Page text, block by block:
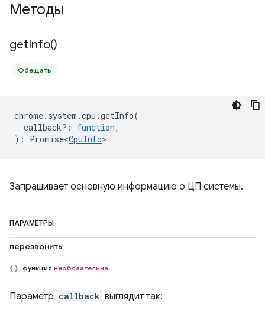
Методы
getInfo()
Обещать
chrome. system .cpu .getInfo(
callback? : function,
) : Promise<CpuInfo>
Запрашивает основную информацию о ЦП системы.
ПАРАМЕТРЫ
перезвонить
функция необязательна
Параметр callback выглядит так: